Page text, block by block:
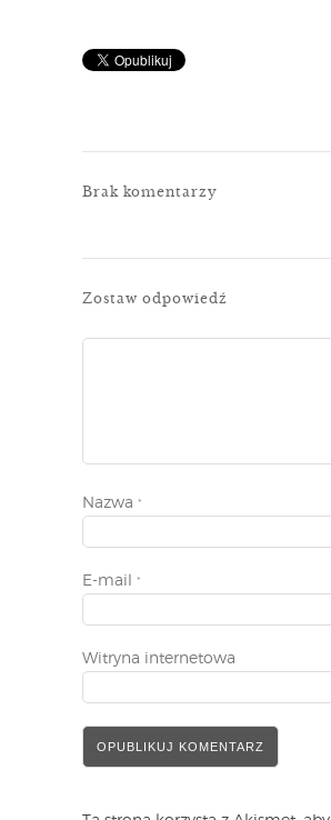
Brak komentarzy
Zostaw odpowiedź
Nazwa *
E-mail *
Witryna internetowa